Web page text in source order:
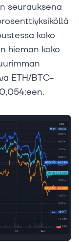
seurauksena
koko
hieman koko
ETH/BTC-